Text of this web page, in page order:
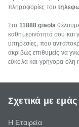
πληροφορίες του
Στο 11888 giaola
καθημερινότητά σου και
υπηρεσίες, που
ακριβώς επιθυμείς να
εύκολα και γρήγορα
Σχετικά με εμάς
Η Εταιρεία